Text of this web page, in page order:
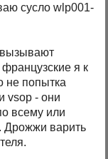
сусло wlp001-
вызывают
я к
не попытка
vsop - они
всему или
Дрожжи варить